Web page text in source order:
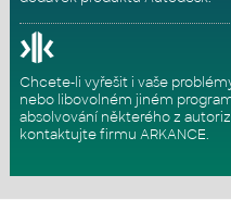
Chcete-li vyřešit i vaše
nebo libovolném jiném
absolvování některého z
kontaktujte firmu ARKANCE.